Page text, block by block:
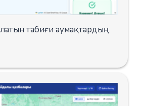
табиғи аумақтардың